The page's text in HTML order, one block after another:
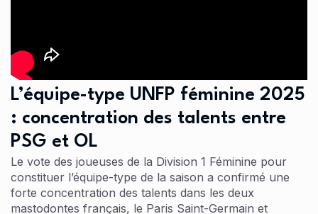
L’équipe-type UNFP féminine 2025
: concentration des talents entre
PSG et OL
Le vote des joueuses de la Division 1 Féminine pour
constituer l’équipe-type de la saison a confirmé une
forte concentration des talents dans les deux
mastodontes français, le Paris Saint-Germain et